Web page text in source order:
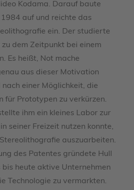
Kodama. Darauf baute
1984 auf und reichte das
ein. Der studierte
dem Zeitpunkt bei einem
Es heißt, Not mache
aus dieser Motivation
nach einer Möglichkeit, die
für Prototypen zu verkürzen.
ihm ein kleines Labor zur
seiner Freizeit nutzen konnte,
auszuarbeiten.
des Patentes gründete Hull
bis heute aktive Unternehmen
Technologie zu vermarkten.